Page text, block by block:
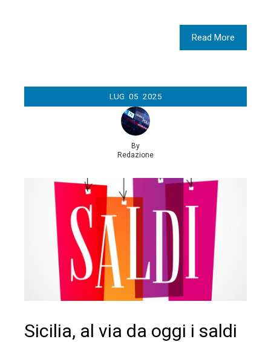
Read More
LUG 05 2025
By
Redazione
Sicilia, al via da oggi i saldi